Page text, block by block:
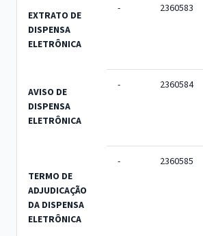
EXTRATO DE
DISPENSA
ELETRÔNICA
- 2360583
AVISO DE
DISPENSA
ELETRÔNICA
- 2360584
TERMO DE
ADJUDICAÇÃO
DA DISPENSA
ELETRÔNICA
- 2360585